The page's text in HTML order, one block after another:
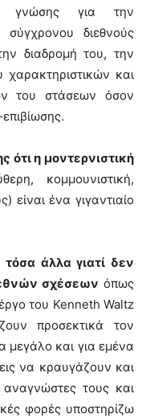
γνώσης για την
σύγχρονου διεθνούς
διαδρομή του, την
και
του στάσεων όσον
ότι η μοντερνιστική
κομμουνιστική,
είναι ένα γιγαντιαίο
τόσα άλλα γιατί δεν
σχέσεων όπως
του Kenneth Waltz
προσεκτικά τον
μεγάλο και για εμένα
να κραυγάζουν και
τους και
φορές υποστηρίζω